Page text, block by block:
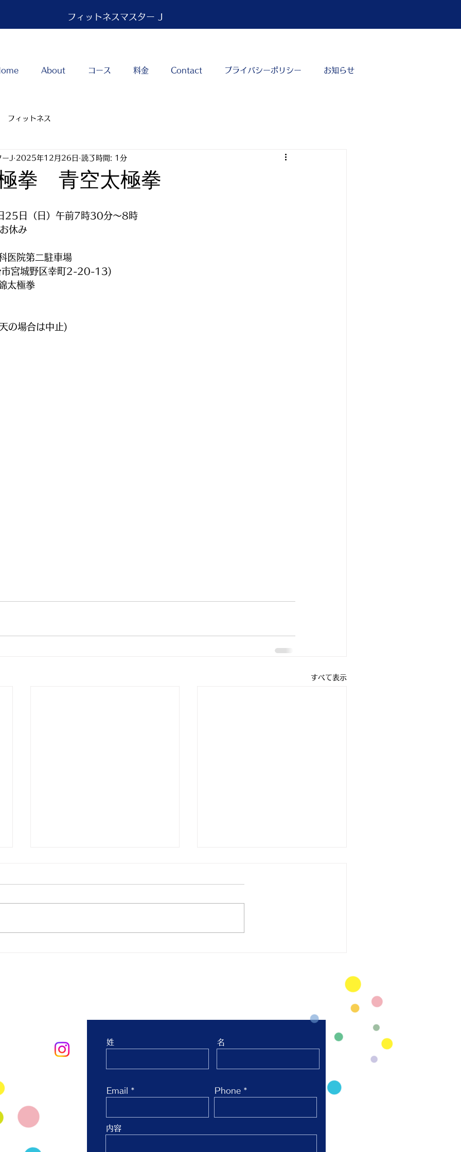
フィットネスマスター J
About コース 料金 Contact プライバシーポリシー お知らせ
フィットネス
拳 青空太極拳
ーJ 2025年12月26日 読了時間: 1分
日（日）午前7時30分～8時
み
医院第二駐車場
城野区幸町2-20-13)
太極拳
の場合は中止)
すべて表示
姓 名
Email Phone
内容